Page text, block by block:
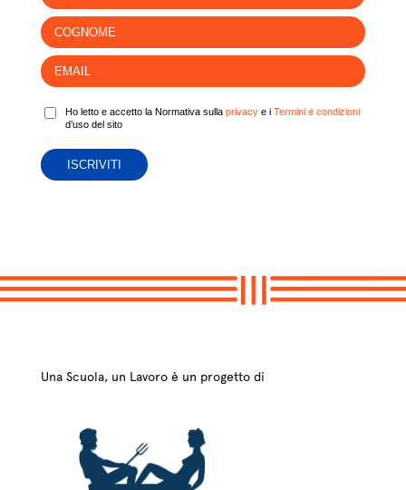
Ho letto e accetto la Normativa sulla privacye i Termini e condizioni
d’uso del sito
Una Scuola, un Lavoro è un progetto di